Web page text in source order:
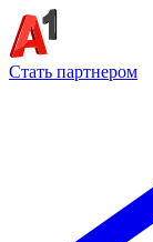
Стать партнером